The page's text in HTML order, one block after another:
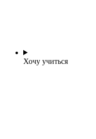
Хочу учиться